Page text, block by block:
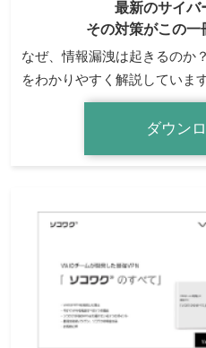
最新のサイバ
その対策がこの一
なぜ、情報漏洩は起きるのか
をわかりやすく解説しています
ダウン